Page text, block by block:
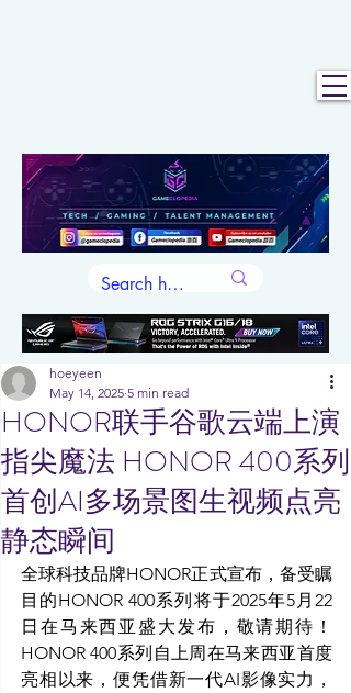
HONOR联手谷歌云端上演
指尖魔法 HONOR 400系列
首创AI多场景图生视频点亮
静态瞬间
hoeyeen
May 14, 2025 5 min read
全球科技品牌HONOR正式宣布，备受瞩
目的HONOR 400系列将于2025年5月22
日在马来西亚盛大发布，敬请期待！
HONOR 400系列自上周在马来西亚首度
亮相以来，便凭借新一代AI影像实力，